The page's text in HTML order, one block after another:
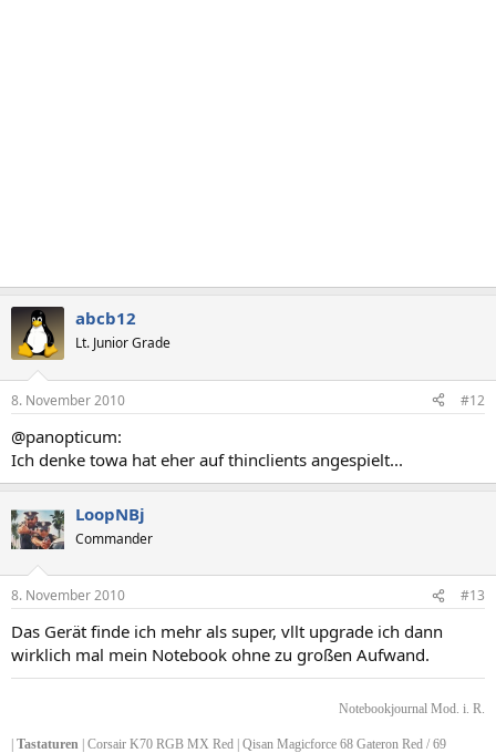
abcb12
Lt. Junior Grade
8. November 2010 #12
@panopticum:
Ich denke towa hat eher auf thinclients angespielt...
LoopNBj
Commander
8. November 2010 #13
Das Gerät finde ich mehr als super, vllt upgrade ich dann
wirklich mal mein Notebook ohne zu großen Aufwand.
Notebookjournal Mod. i. R.
Tastaturen | Corsair K70 RGB MX Red | Qisan Magicforce 68 Gateron Red / 69